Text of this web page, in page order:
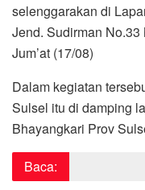
selenggarakan di
Jend. Sudirman
Jum’at (17/08)
Dalam kegiatan
Sulsel itu di damping
Bhayangkari Prov
Baca: